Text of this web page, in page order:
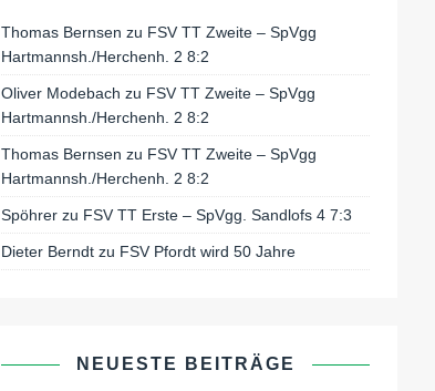
Thomas Bernsen zu FSV TT Zweite – SpVgg
Hartmannsh./Herchenh. 2 8:2
Oliver Modebach zu FSV TT Zweite – SpVgg
Hartmannsh./Herchenh. 2 8:2
Thomas Bernsen zu FSV TT Zweite – SpVgg
Hartmannsh./Herchenh. 2 8:2
Spöhrer zu FSV TT Erste – SpVgg. Sandlofs 4 7:3
Dieter Berndt zu FSV Pfordt wird 50 Jahre
NEUESTE BEITRÄGE